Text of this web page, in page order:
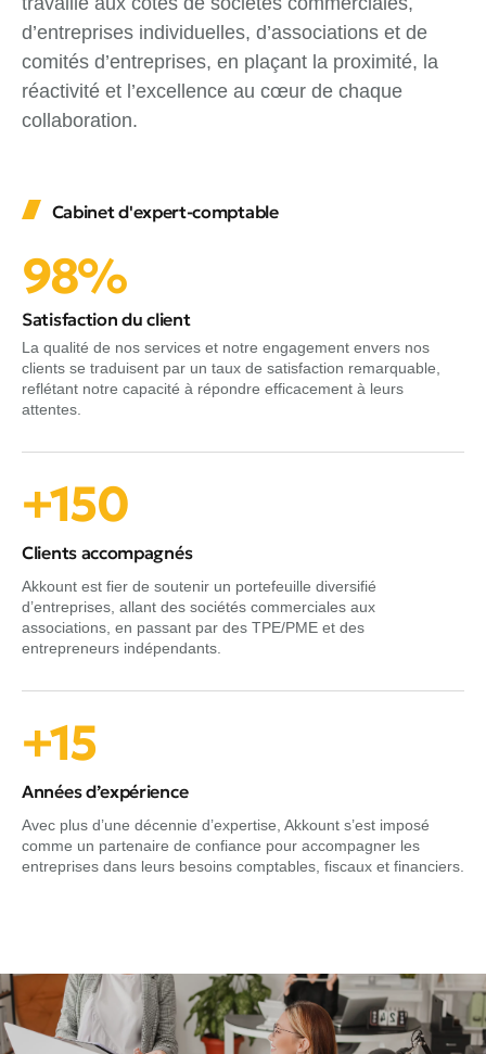
d’entreprises individuelles, d’associations et de
comités d’entreprises, en plaçant la proximité, la
réactivité et l’excellence au cœur de chaque
collaboration.
Cabinet d'expert-comptable
98%
Satisfaction du client
La qualité de nos services et notre engagement envers nos
clients se traduisent par un taux de satisfaction remarquable,
reflétant notre capacité à répondre efficacement à leurs
attentes.
+150
Clients accompagnés
Akkount est fier de soutenir un portefeuille diversifié
d’entreprises, allant des sociétés commerciales aux
associations, en passant par des TPE/PME et des
entrepreneurs indépendants.
+15
Années d’expérience
Avec plus d’une décennie d’expertise, Akkount s’est imposé
comme un partenaire de confiance pour accompagner les
entreprises dans leurs besoins comptables, fiscaux et financiers.